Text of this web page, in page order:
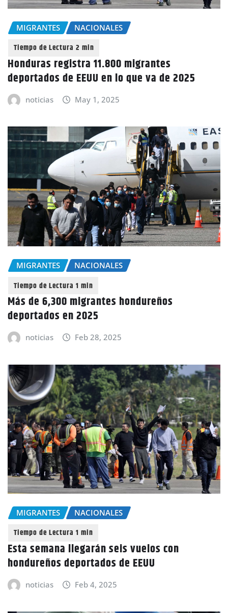
MIGRANTES NACIONALES
Honduras registra 11.800 migrantes
deportados de EEUU en lo que va de 2025
noticias May 1, 2025
MIGRANTES NACIONALES
Más de 6,300 migrantes hondureños
deportados en 2025
noticias Feb 28, 2025
MIGRANTES NACIONALES
Esta semana llegarán seis vuelos con
hondureños deportados de EEUU
noticias Feb 4, 2025